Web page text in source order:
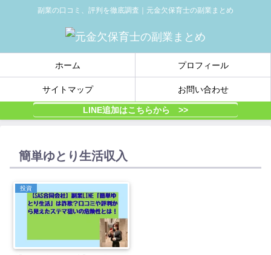
副業の口コミ、評判を徹底調査｜元金欠保育士の副業まとめ
ホーム プロフィール
サイトマップ お問い合わせ
LINE追加はこちらから >>
簡単ゆとり生活収入
投資